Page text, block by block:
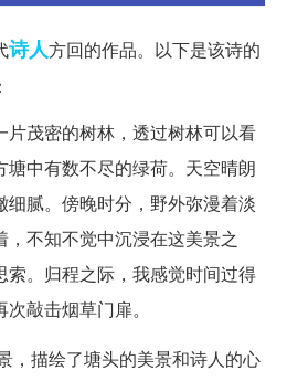
诗人方回的作品。以下是该诗的
片茂密的树林，透过树林可以看
中有数不尽的绿荷。天空晴朗
细腻。傍晚时分，野外弥漫着淡
不知不觉中沉浸在这美景之
索。归程之际，我感觉时间过得
敲击烟草门扉。
，描绘了塘头的美景和诗人的心